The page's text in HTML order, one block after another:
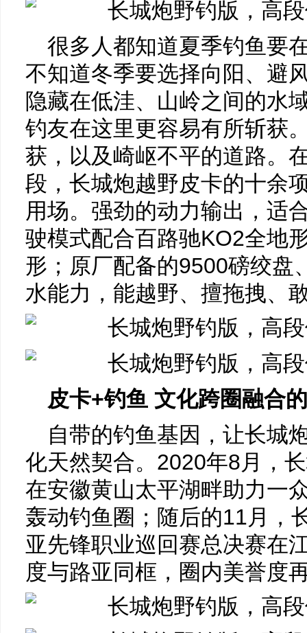
很多人都知道夏季钓鱼要
不知道冬季要选择向阳、避
隐藏在低洼、山岭之间的水
钓友在这里更容易有所斩获
获，以及崎岖不平的道路。
段，长城炮越野皮卡的十余
用场。强劲的动力输出，适
驶模式配合百路驰KO2全地
形；原厂配备的9500磅绞盘
水能力，能越野、擅拖拽、
皮卡+钓鱼 文化跨圈融合
自带的钓鱼基因，让长城
化天然契合。2020年8月，
在安徽黄山太平湖畔助力一
轰动钓鱼圈；随后的11月，
亚先锋职业巡回赛总决赛在
度与路亚同框，圈内美誉度